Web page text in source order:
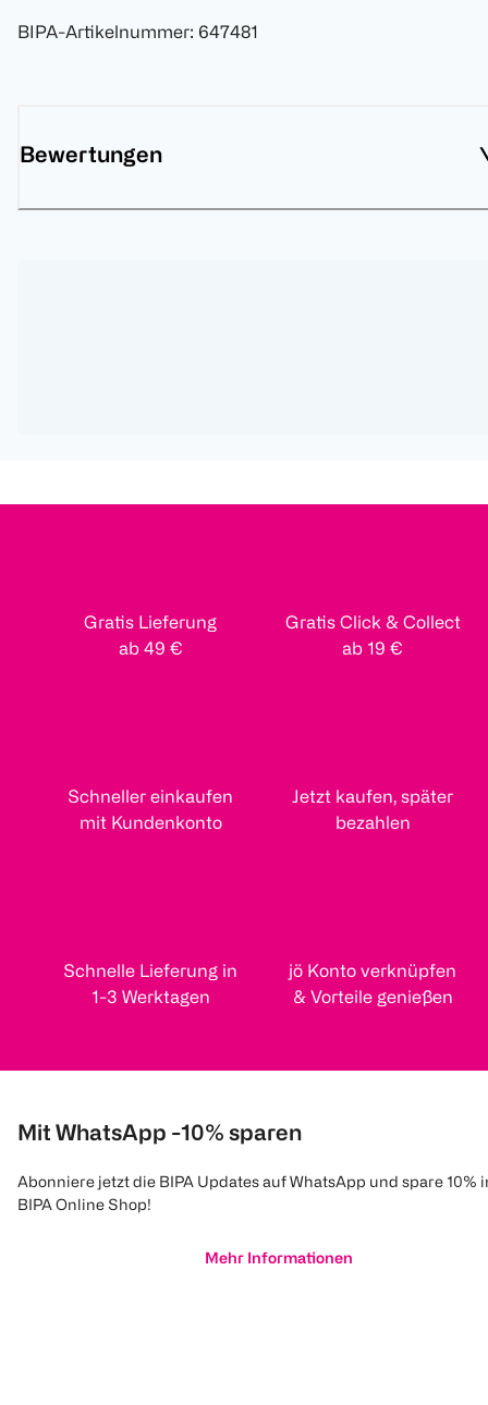
BIPA-Artikelnummer: 647481
Bewertungen
Gratis Lieferung
ab 49 €
Gratis Click & Collect
ab 19 €
Schneller einkaufen
mit Kundenkonto
Jetzt kaufen, später
bezahlen
Schnelle Lieferung in
1-3 Werktagen
jö Konto verknüpfen
& Vorteile genießen
Mit WhatsApp -10% sparen
Abonniere jetzt die BIPA Updates auf WhatsApp und spare 10%
BIPA Online Shop!
Mehr Informationen